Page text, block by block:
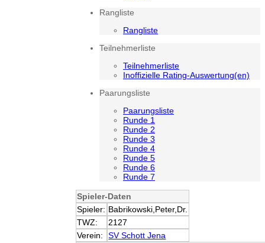
Rangliste
Rangliste
Teilnehmerliste
Teilnehmerliste
Inoffizielle Rating-Auswertung(en)
Paarungsliste
Paarungsliste
Runde 1
Runde 2
Runde 3
Runde 4
Runde 5
Runde 6
Runde 7
Spieler-Daten
Spieler: Babrikowski,Peter,Dr.
TWZ:
2127
Verein:
SV Schott Jena